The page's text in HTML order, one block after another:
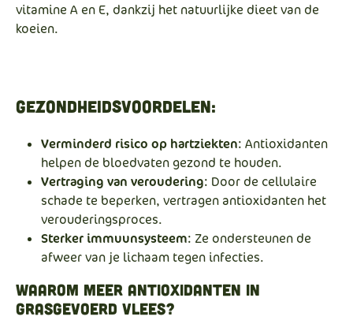
vitamine A en E, dankzij het natuurlijke dieet van de
koeien.
Gezondheidsvoordelen:
Verminderd risico op hartziekten: Antioxidanten
helpen de bloedvaten gezond te houden.
Vertraging van veroudering: Door de cellulaire
schade te beperken, vertragen antioxidanten het
verouderingsproces.
Sterker immuunsysteem: Ze ondersteunen de
afweer van je lichaam tegen infecties.
Waarom Meer Antioxidanten in
Grasgevoerd Vlees?